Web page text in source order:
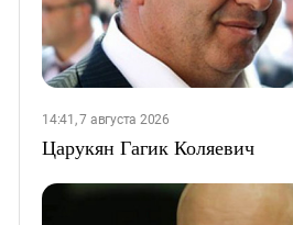
14:41, 7 августа 2026
Царукян Гагик Коляевич